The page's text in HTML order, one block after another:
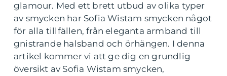
glamour. Med ett brett utbud av olika typer
av smycken har Sofia Wistam smycken något
för alla tillfällen, från eleganta armband till
gnistrande halsband och örhängen. I denna
artikel kommer vi att ge dig en grundlig
översikt av Sofia Wistam smycken,